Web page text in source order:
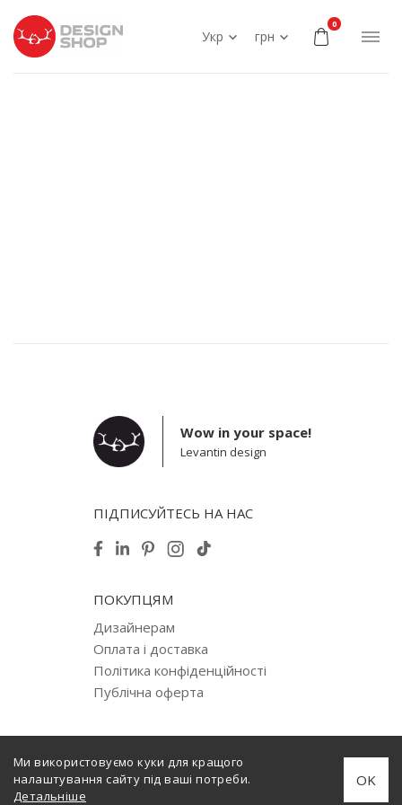
Укр грн
0
Wow in your space!
Levantin design
ПІДПИСУЙТЕСЬ НА НАС
ПОКУПЦЯМ
Дизайнерам
Оплата і доставка
Політика конфіденційності
Публічна оферта
© 2012–2026 Levantin design. Copyright. All Rights Reserved.
Ми використовуємо куки для кращого
налаштування сайту під ваші потреби.
Детальніше
OK